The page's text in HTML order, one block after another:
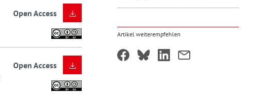
Open Access
Open Access
Artikel weiterempfehlen